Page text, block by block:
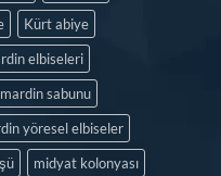
Kürt abiye
elbiseleri
mardin sabunu
yöresel elbiseler
midyat kolonyası